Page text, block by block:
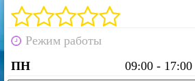
Режим работы
ПН
09:00 - 17:00